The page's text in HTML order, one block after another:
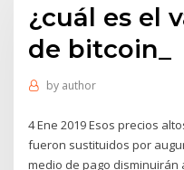
¿cuál es el
de bitcoin_
by author
4 Ene 2019 Esos precios
fueron sustituidos por
medio de pago disminuirán